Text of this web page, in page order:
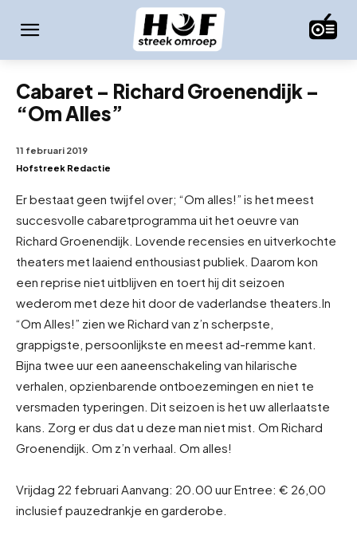
Cabaret – Richard Groenendijk –
“Om Alles”
11 februari 2019
Hofstreek Redactie
Er bestaat geen twijfel over; “Om alles!” is het meest
succesvolle cabaretprogramma uit het oeuvre van
Richard Groenendijk. Lovende recensies en uitverkochte
theaters met laaiend enthousiast publiek. Daarom kon
een reprise niet uitblijven en toert hij dit seizoen
wederom met deze hit door de vaderlandse theaters. In
“Om Alles!” zien we Richard van z’n scherpste,
grappigste, persoonlijkste en meest ad-remme kant.
Bijna twee uur een aaneenschakeling van hilarische
verhalen, opzienbarende ontboezemingen en niet te
versmaden typeringen. Dit seizoen is het uw allerlaatste
kans. Zorg er dus dat u deze man niet mist. Om Richard
Groenendijk. Om z’n verhaal. Om alles!
Vrijdag 22 februari Aanvang: 20.00 uur Entree: € 26,00
inclusief pauzedrankje en garderobe.